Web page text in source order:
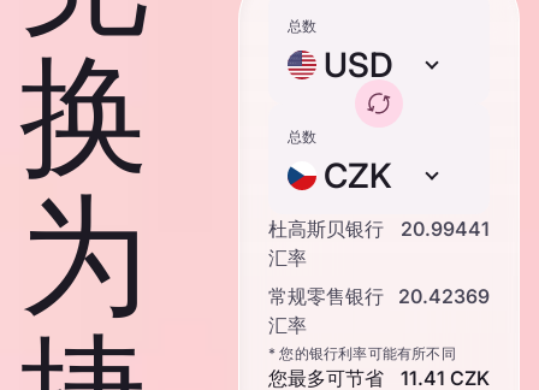
换
为
总数
USD
总数
CZK
杜高斯贝银行
汇率
20.99441
常规零售银行
汇率
20.42369
* 您的银行利率可能有所不同
您最多可节省 11.41 CZK